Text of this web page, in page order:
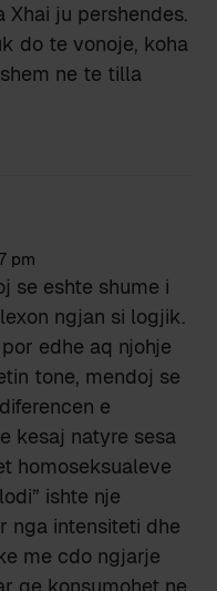
Xhai ju pershendes.
do te vonoje, koha
ne te tilla
pm
se eshte shume i
ngjan si logjik.
edhe aq njohje
tone, mendoj se
e
kesaj natyre sesa
homoseksualeve
ishte nje
nga intensiteti dhe
me cdo ngjarje